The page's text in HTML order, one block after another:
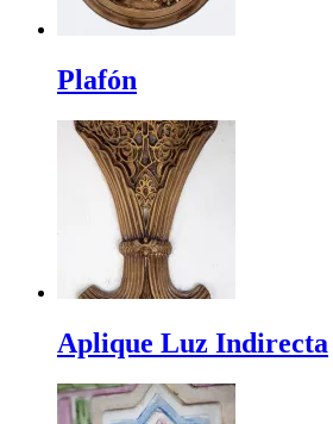
Plafón
Aplique Luz Indirecta